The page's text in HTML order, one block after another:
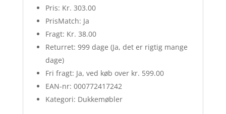
Pris: Kr. 303.00
PrisMatch: Ja
Fragt: Kr. 38.00
Returret: 999 dage (Ja, det er rigtig mange
dage)
Fri fragt: Ja, ved køb over kr. 599.00
EAN-nr: 000772417242
Kategori: Dukkemøbler